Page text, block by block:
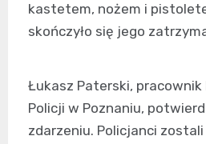
kastetem, nożem i
skończyło się jego
Łukasz Paterski, pracownik
Policji w Poznaniu,
zdarzeniu. Policjanci